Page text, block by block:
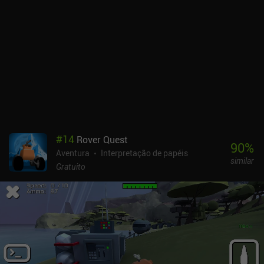
#14 Rover Quest
Aventura
Interpretação de papéis
Gratuito
90%
similar